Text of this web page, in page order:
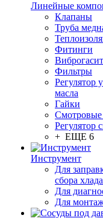
Линейные
Клапаны
Труба
Фитинги
Фильтры
Регулятор
масла
Гайки
Смотровые
Регулятор
+ ЕЩЕ 6
Инструмент
Для
сбора
Для
Для